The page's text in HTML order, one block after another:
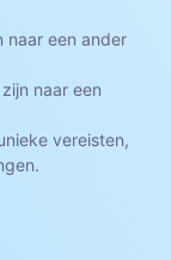
naar een ander
naar een
vereisten,